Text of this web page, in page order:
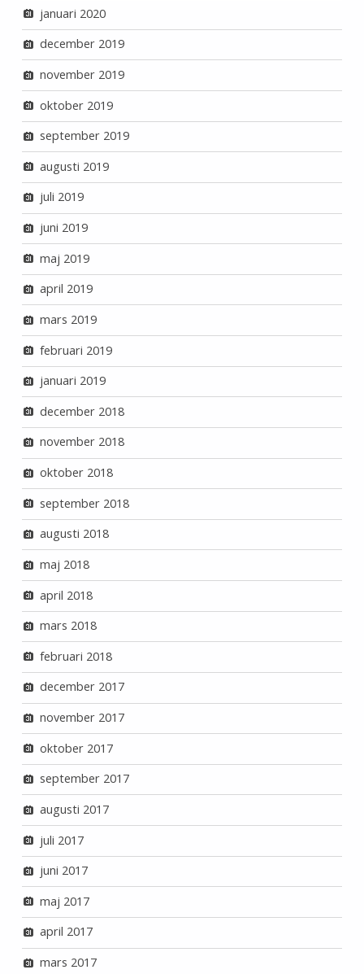
januari 2020
december 2019
november 2019
oktober 2019
september 2019
augusti 2019
juli 2019
juni 2019
maj 2019
april 2019
mars 2019
februari 2019
januari 2019
december 2018
november 2018
oktober 2018
september 2018
augusti 2018
maj 2018
april 2018
mars 2018
februari 2018
december 2017
november 2017
oktober 2017
september 2017
augusti 2017
juli 2017
juni 2017
maj 2017
april 2017
mars 2017